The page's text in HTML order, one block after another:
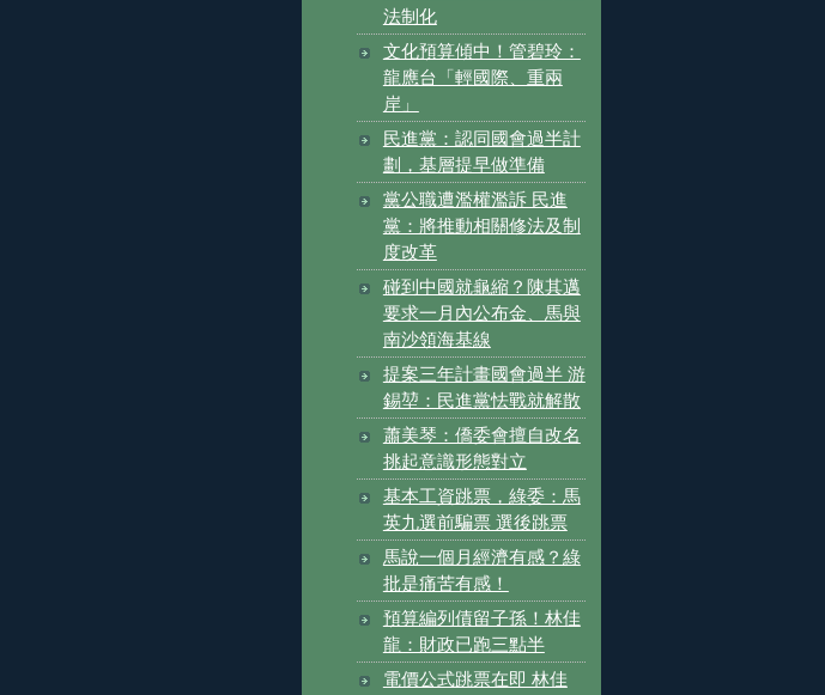
法制化
文化預算傾中！管碧玲：
龍應台「輕國際、重兩
岸」
民進黨：認同國會過半計
劃，基層提早做準備
黨公職遭濫權濫訴 民進
黨：將推動相關修法及制
度改革
碰到中國就龜縮？陳其邁
要求一月內公布金、馬與
南沙領海基線
提案三年計畫國會過半 游
錫堃：民進黨怯戰就解散
蕭美琴：僑委會擅自改名
挑起意識形態對立
基本工資跳票，綠委：馬
英九選前騙票 選後跳票
馬說一個月經濟有感？綠
批是痛苦有感！
預算編列債留子孫！林佳
龍：財政已跑三點半
電價公式跳票在即 林佳